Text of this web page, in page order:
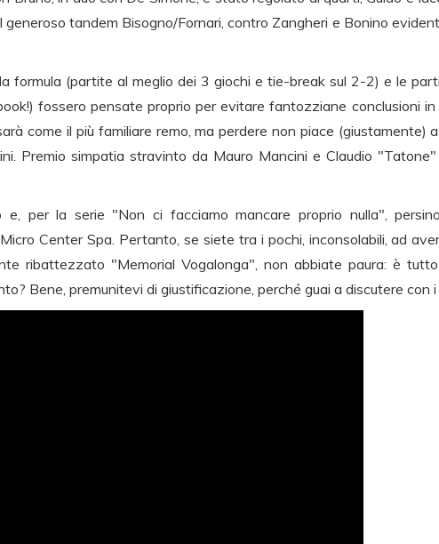
tandem Bisogno/Fornari, contro Zangheri e Bonino
formula (partite al meglio dei 3 giochi e tie-break sul 2-2) e le
fossero pensate proprio per evitare fantozziane conclusioni
come il più familiare remo, ma perdere non piace (giustamente)
Premio simpatia stravinto da Mauro Mancini e Claudio "Tatone"
per la serie "Non ci facciamo mancare proprio nulla",
Center Spa. Pertanto, se siete tra i pochi, inconsolabili, ad
ribattezzato "Memorial Vogalonga", non abbiate paura: è
Bene, premunitevi di giustificazione, perché guai a discutere con